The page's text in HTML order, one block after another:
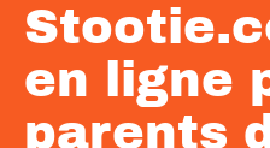
en ligne
parents